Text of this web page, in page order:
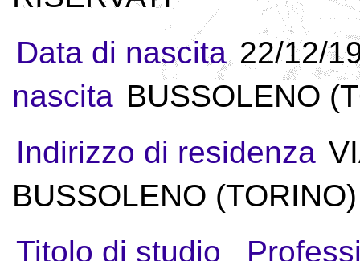
Data di nascita 22/12/
nascita BUSSOLENO
Indirizzo di residenza
BUSSOLENO
Titolo di studio